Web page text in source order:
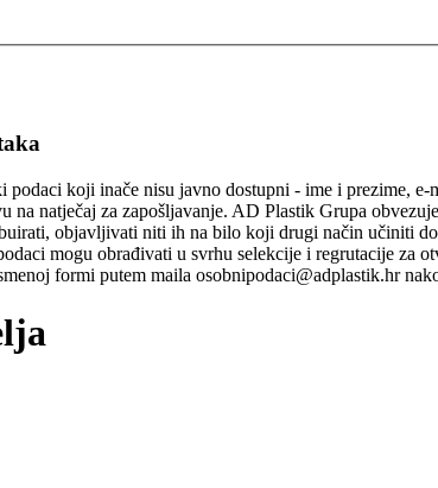
koji inače nisu javno dostupni - ime i prezime,
na natječaj za zapošljavanje. AD Plastik Grupa
objavljivati niti ih na bilo koji drugi način učiniti
mogu obrađivati u svrhu selekcije i regrutacije za
formi putem maila osobnipodaci@adplastik.hr